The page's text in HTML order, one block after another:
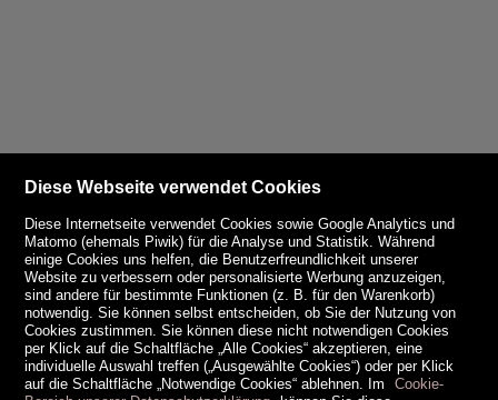
Diese Webseite verwendet Cookies
Diese Internetseite verwendet Cookies sowie Google Analytics und
Matomo (ehemals Piwik) für die Analyse und Statistik. Während
einige Cookies uns helfen, die Benutzerfreundlichkeit unserer
Website zu verbessern oder personalisierte Werbung anzuzeigen,
sind andere für bestimmte Funktionen (z. B. für den Warenkorb)
notwendig. Sie können selbst entscheiden, ob Sie der Nutzung von
Cookies zustimmen. Sie können diese nicht notwendigen Cookies
per Klick auf die Schaltfläche „Alle Cookies“ akzeptieren, eine
individuelle Auswahl treffen („Ausgewählte Cookies“) oder per Klick
auf die Schaltfläche „Notwendige Cookies“ ablehnen. Im
Cookie-